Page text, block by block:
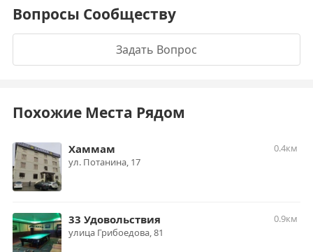
Вопросы Сообществу
Задать Вопрос
Похожие Места Рядом
Хаммам
0.4км
ул. Потанина, 17
33 Удовольствия
0.9км
улица Грибоедова, 81